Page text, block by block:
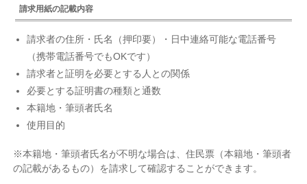
請求用紙の記載内容
請求者の住所・氏名（押印要）・日中連絡可能な電話番号
（携帯電話番号でもOKです）
請求者と証明を必要とする人との関係
必要とする証明書の種類と通数
本籍地・筆頭者氏名
使用目的
※本籍地・筆頭者氏名が不明な場合は、住民票（本籍地・筆頭者
の記載があるもの）を請求して確認することができます。